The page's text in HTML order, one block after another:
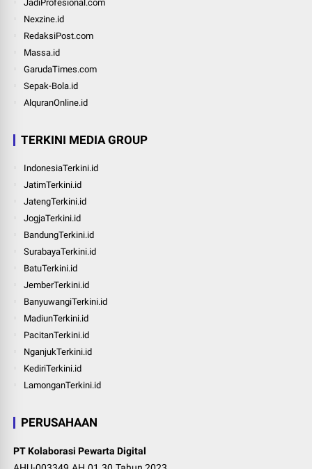
JadiProfesional.com
Nexzine.id
RedaksiPost.com
Massa.id
GarudaTimes.com
Sepak-Bola.id
AlquranOnline.id
TERKINI MEDIA GROUP
IndonesiaTerkini.id
JatimTerkini.id
JatengTerkini.id
JogjaTerkini.id
BandungTerkini.id
SurabayaTerkini.id
BatuTerkini.id
JemberTerkini.id
BanyuwangiTerkini.id
MadiunTerkini.id
PacitanTerkini.id
NganjukTerkini.id
KediriTerkini.id
LamonganTerkini.id
PERUSAHAAN
PT Kolaborasi Pewarta Digital